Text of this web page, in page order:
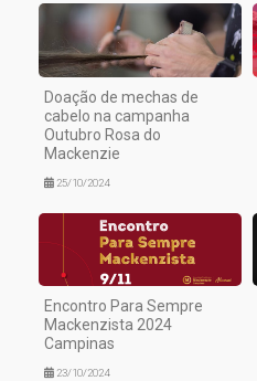
Doação de mechas de
cabelo na campanha
Outubro Rosa do
Mackenzie
25/10/2024
Encontro Para Sempre
Mackenzista 2024
Campinas
23/10/2024